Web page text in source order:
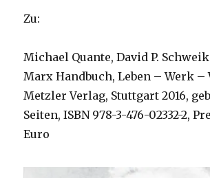
Zu:
Michael Quante, David P.
Marx Handbuch, Leben – Werk –
Metzler Verlag, Stuttgart 2016,
Seiten, ISBN 978-3-476-02332-2,
Euro